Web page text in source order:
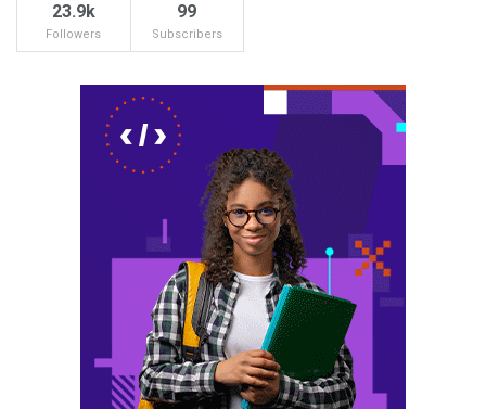
23.9k
Followers
99
Subscribers